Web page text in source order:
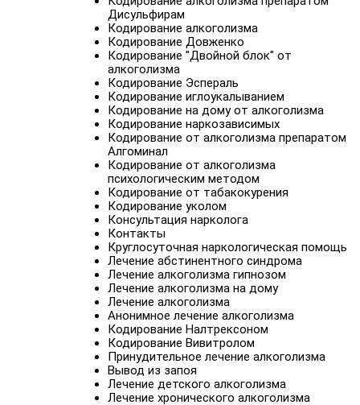
Дисульфирам
Кодирование алкоголизма
Кодирование Довженко
Кодирование "Двойной блок" от
алкоголизма
Кодирование Эспераль
Кодирование иглоукалыванием
Кодирование на дому от алкоголизма
Кодирование наркозависимых
Кодирование от алкоголизма препаратом
Алгоминал
Кодирование от алкоголизма
психологическим методом
Кодирование от табакокурения
Кодирование уколом
Консультация нарколога
Контакты
Круглосуточная наркологическая помощь
Лечение абстинентного синдрома
Лечение алкоголизма гипнозом
Лечение алкоголизма на дому
Лечение алкоголизма
Анонимное лечение алкоголизма
Кодирование Налтрексоном
Кодирование Вивитролом
Принудительное лечение алкоголизма
Вывод из запоя
Лечение детского алкоголизма
Лечение хронического алкоголизма